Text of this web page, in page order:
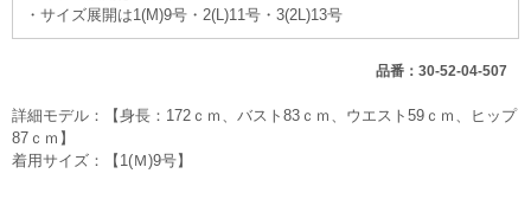
・サイズ展開は1(M)9号・2(L)11号・3(2L)13号
品番：30-52-04-507
詳細モデル：【身長：172ｃｍ、バスト83ｃｍ、ウエスト59ｃｍ、ヒップ
87ｃｍ】
着用サイズ：【1(Ｍ)9号】